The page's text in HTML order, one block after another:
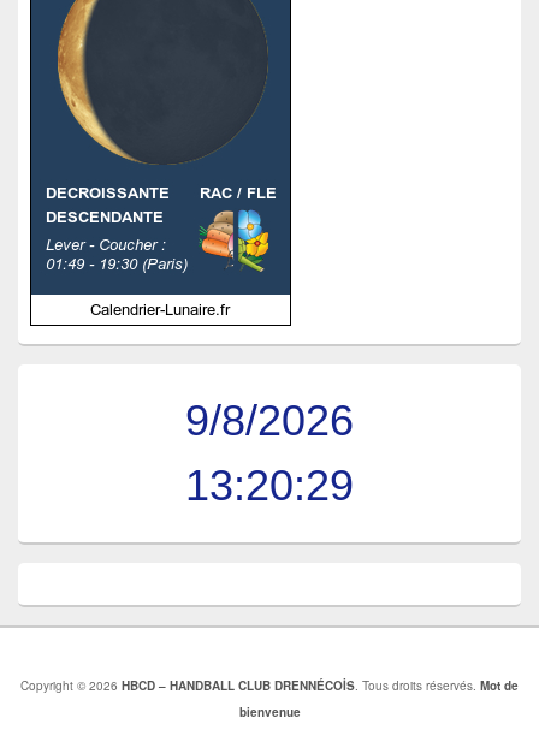
9/8/2026
13:20:30
Copyright © 2026 HBCD – HANDBALL CLUB DRENNÉCOİS. Tous droits réservés. Mot de
bienvenue